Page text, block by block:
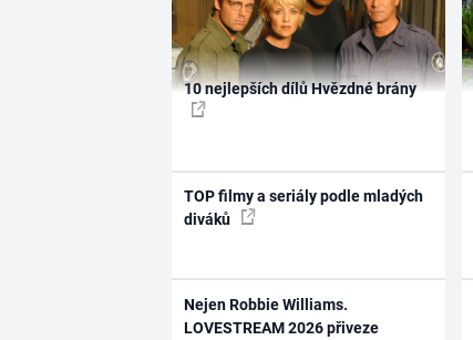
10 nejlepších dílů Hvězdné brány
TOP filmy a seriály podle mladých
diváků
Nejen Robbie Williams.
LOVESTREAM 2026 přiveze